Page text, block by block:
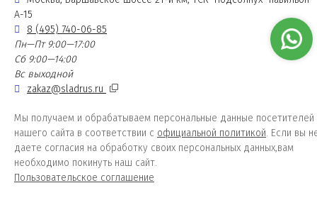
А-15
8 (495) 740-06-85
Пн—Пт 9:00—17:00
Сб 9:00—14:00
Вс выходной
zakaz@sladrus.ru
Мы получаем и обрабатываем персональные данные посетителей
нашего сайта в соответствии с официальной политикой. Если вы
даете согласия на обработку своих персональных данных,вам
необходимо покинуть наш сайт.
Пользовательское соглашение